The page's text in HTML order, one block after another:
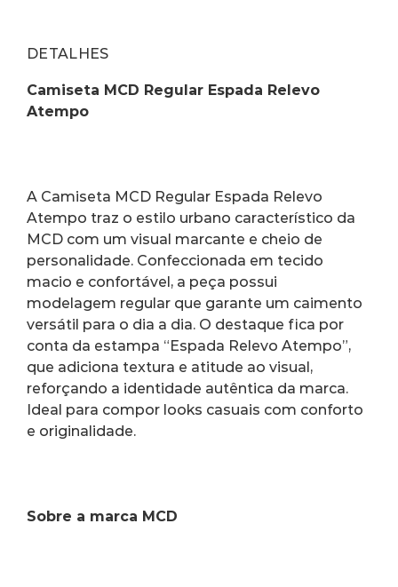
DETALHES
Camiseta MCD Regular Espada Relevo
Atempo
A Camiseta MCD Regular Espada Relevo
Atempo traz o estilo urbano característico da
MCD com um visual marcante e cheio de
personalidade. Confeccionada em tecido
macio e confortável, a peça possui
modelagem regular que garante um caimento
versátil para o dia a dia. O destaque fica por
conta da estampa “Espada Relevo Atempo”,
que adiciona textura e atitude ao visual,
reforçando a identidade autêntica da marca.
Ideal para compor looks casuais com conforto
e originalidade.
Sobre a marca MCD